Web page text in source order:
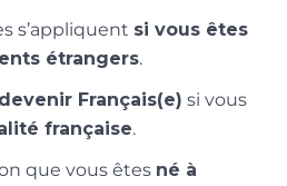
s’appliquent si vous êtes
étrangers.
Français(e) si vous
française.
que vous êtes né à